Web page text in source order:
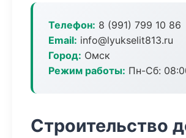
Телефон: 8 (991) 799 10 86
Email: info@lyukselit813.ru
Город: Омск
Режим работы: Пн-Сб:
Строительство